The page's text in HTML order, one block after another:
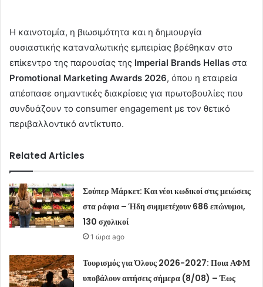
Η καινοτομία, η βιωσιμότητα και η δημιουργία
ουσιαστικής καταναλωτικής εμπειρίας βρέθηκαν στο
επίκεντρο της παρουσίας της Imperial Brands Hellas στα
Promotional Marketing Awards 2026, όπου η εταιρεία
απέσπασε σημαντικές διακρίσεις για πρωτοβουλίες που
συνδυάζουν το consumer engagement με τον θετικό
περιβαλλοντικό αντίκτυπο.
Related Articles
Σούπερ Μάρκετ: Και νέοι κωδικοί στις μειώσεις
στα ράφια – Ήδη συμμετέχουν 686 επώνυμοι,
130 σχολικοί
1 ώρα ago
Τουρισμός για Όλους 2026-2027: Ποια ΑΦΜ
υποβάλουν αιτήσεις σήμερα (8/08) – Έως